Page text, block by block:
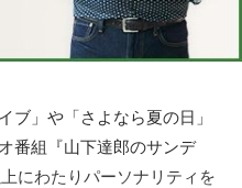
ブ」や「さよなら夏の日」
番組『山下達郎のサンデ
にわたりパーソナリティを